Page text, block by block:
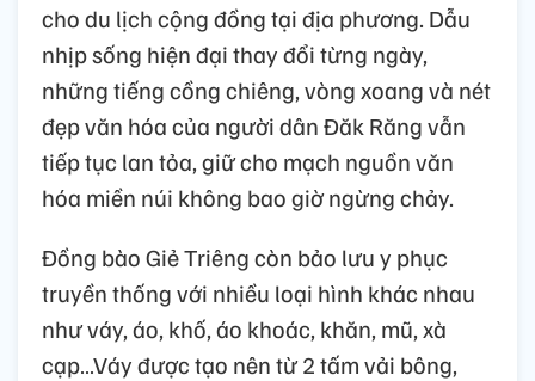
cho du lịch cộng đồng tại địa phương. Dẫu
nhịp sống hiện đại thay đổi từng ngày,
những tiếng cồng chiêng, vòng xoang và nét
đẹp văn hóa của người dân Đăk Răng vẫn
tiếp tục lan tỏa, giữ cho mạch nguồn văn
hóa miền núi không bao giờ ngừng chảy.
Đồng bào Giẻ Triêng còn bảo lưu y phục
truyền thống với nhiều loại hình khác nhau
như váy, áo, khố, áo khoác, khăn, mũ, xà
cạp…Váy được tạo nên từ 2 tấm vải bông,